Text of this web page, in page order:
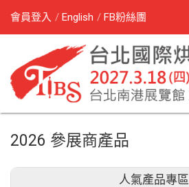
會員登入 English FB粉絲團
2026 參展商產品
人氣產品專區